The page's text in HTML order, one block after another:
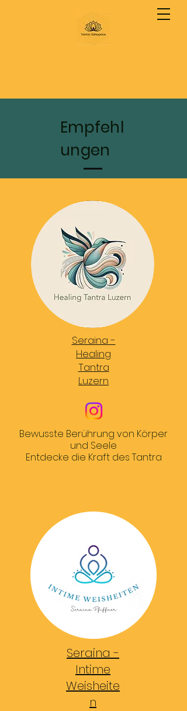
Empfehl
ungen
Seraina -
Healing
Tantra
Luzern
Bewusste Berührung von Körper
und Seele
Entdecke die Kraft des Tantra
Seraina -
Intime
Weisheite
n